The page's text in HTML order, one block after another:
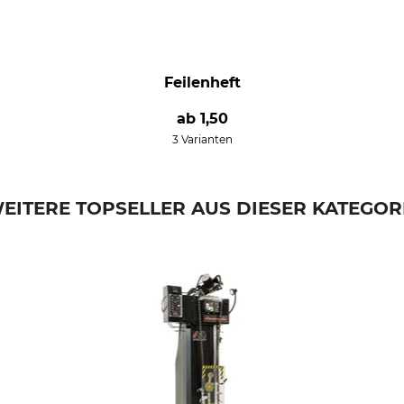
Feilenheft
ab 1,50
3 Varianten
TOPSELLER AUS DIESER